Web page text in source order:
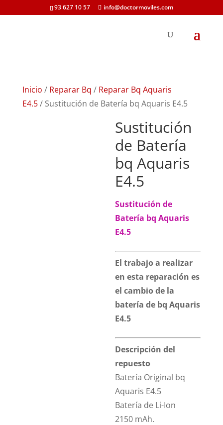
93 627 10 57 info@doctormoviles.com
Inicio / Reparar Bq / Reparar Bq Aquaris
E4.5/ Sustitución de Batería bq Aquaris E4.5
Sustitución
de Batería
bq Aquaris
E4.5
Sustitución de
Batería bq Aquaris
E4.5
El trabajo a realizar
en esta reparación es
el cambio de la
batería de bq Aquaris
E4.5
Descripción del
repuesto
Batería Original bq
Aquaris E4.5
Batería de Li-Ion
2150 mAh.